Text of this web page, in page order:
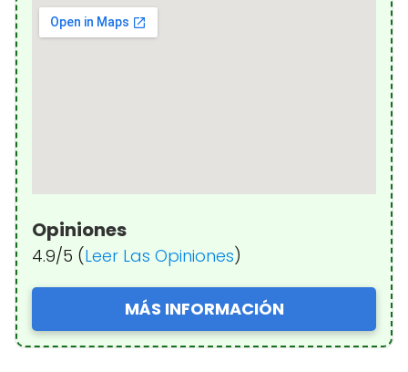
Opiniones
4.9/5 (Leer Las Opiniones)
MÁS INFORMACIÓN